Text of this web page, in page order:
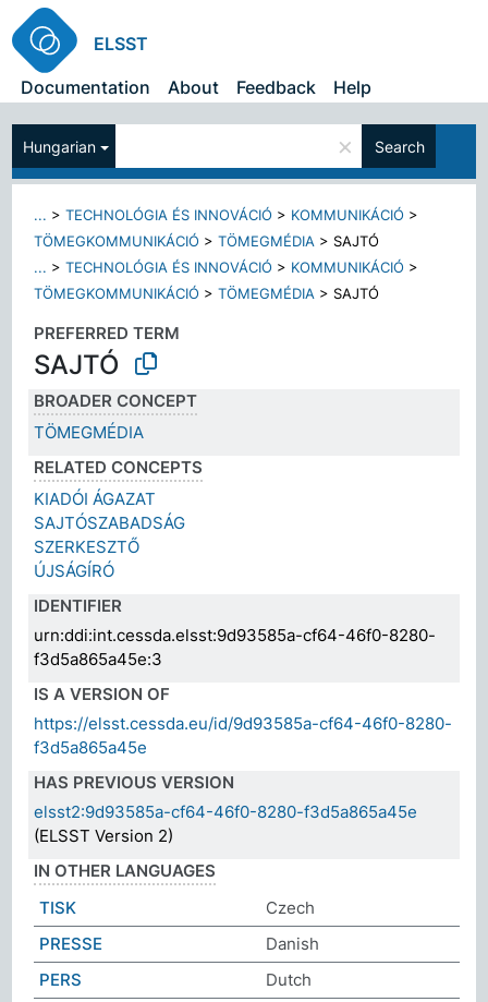
ELSST
Documentation
About Feedback Help
Hungarian × Search
... >TECHNOLÓGIA ÉS INNOVÁCIÓ > KOMMUNIKÁCIÓ >
TÖMEGKOMMUNIKÁCIÓ >TÖMEGMÉDIA >SAJTÓ
... >TECHNOLÓGIA ÉS INNOVÁCIÓ > KOMMUNIKÁCIÓ >
TÖMEGKOMMUNIKÁCIÓ >TÖMEGMÉDIA >SAJTÓ
PREFERRED TERM
SAJTÓ
BROADER CONCEPT
TÖMEGMÉDIA
RELATED CONCEPTS
KIADÓI ÁGAZAT
SAJTÓSZABADSÁG
SZERKESZTŐ
ÚJSÁGÍRÓ
IDENTIFIER
urn:ddi:int.cessda.elsst:9d93585a-cf64-46f0-8280-
f3d5a865a45e:3
IS A VERSION OF
https://elsst.cessda.eu/id/9d93585a-cf64-46f0-8280-
f3d5a865a45e
HAS PREVIOUS VERSION
elsst2:9d93585a-cf64-46f0-8280-f3d5a865a45e
(ELSST Version 2)
IN OTHER LANGUAGES
TISK
Czech
PRESSE
Danish
PERS
Dutch